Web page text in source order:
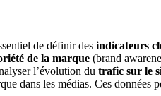
de définir des indicateurs
de la marque (brand
l’évolution du trafic sur le
dans les médias. Ces données